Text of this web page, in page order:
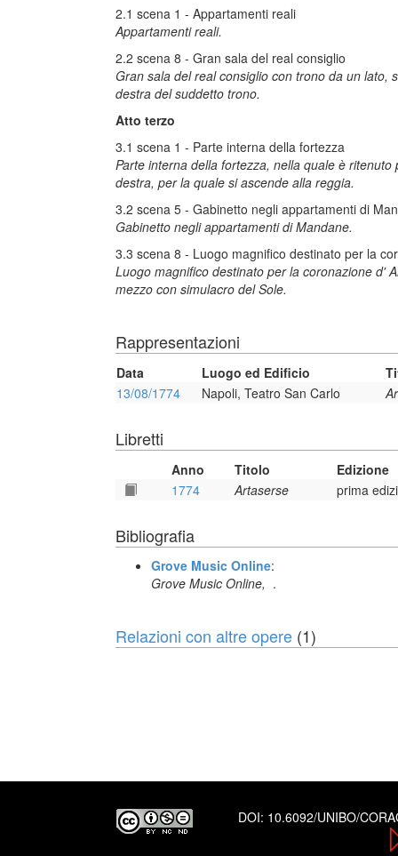
2.1 scena 1 - Appartamenti reali
Appartamenti reali.
2.2 scena 8 - Gran sala del real consiglio
Gran sala del real consiglio con trono da un lato,
destra del suddetto trono.
Atto terzo
3.1 scena 1 - Parte interna della fortezza
Parte interna della fortezza, nella quale è
destra, per la quale si ascende alla reggia.
3.2 scena 5 - Gabinetto negli appartamenti di
Gabinetto negli appartamenti di Mandane.
3.3 scena 8 - Luogo magnifico destinato per la
Luogo magnifico destinato per la coronazione d'
mezzo con simulacro del Sole.
Rappresentazioni
Data Luogo ed Edificio
13/08/1774
Napoli, Teatro San Carlo
Libretti
Anno Titolo
Edizione
1774
Artaserse prima
Bibliografia
Grove Music Online:
Grove Music Online, .
Relazioni con altre opere (1)
DOI: 10.6092/UNIBO/